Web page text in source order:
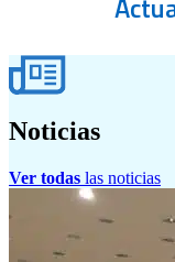
Noticias
Ver todas las noticias